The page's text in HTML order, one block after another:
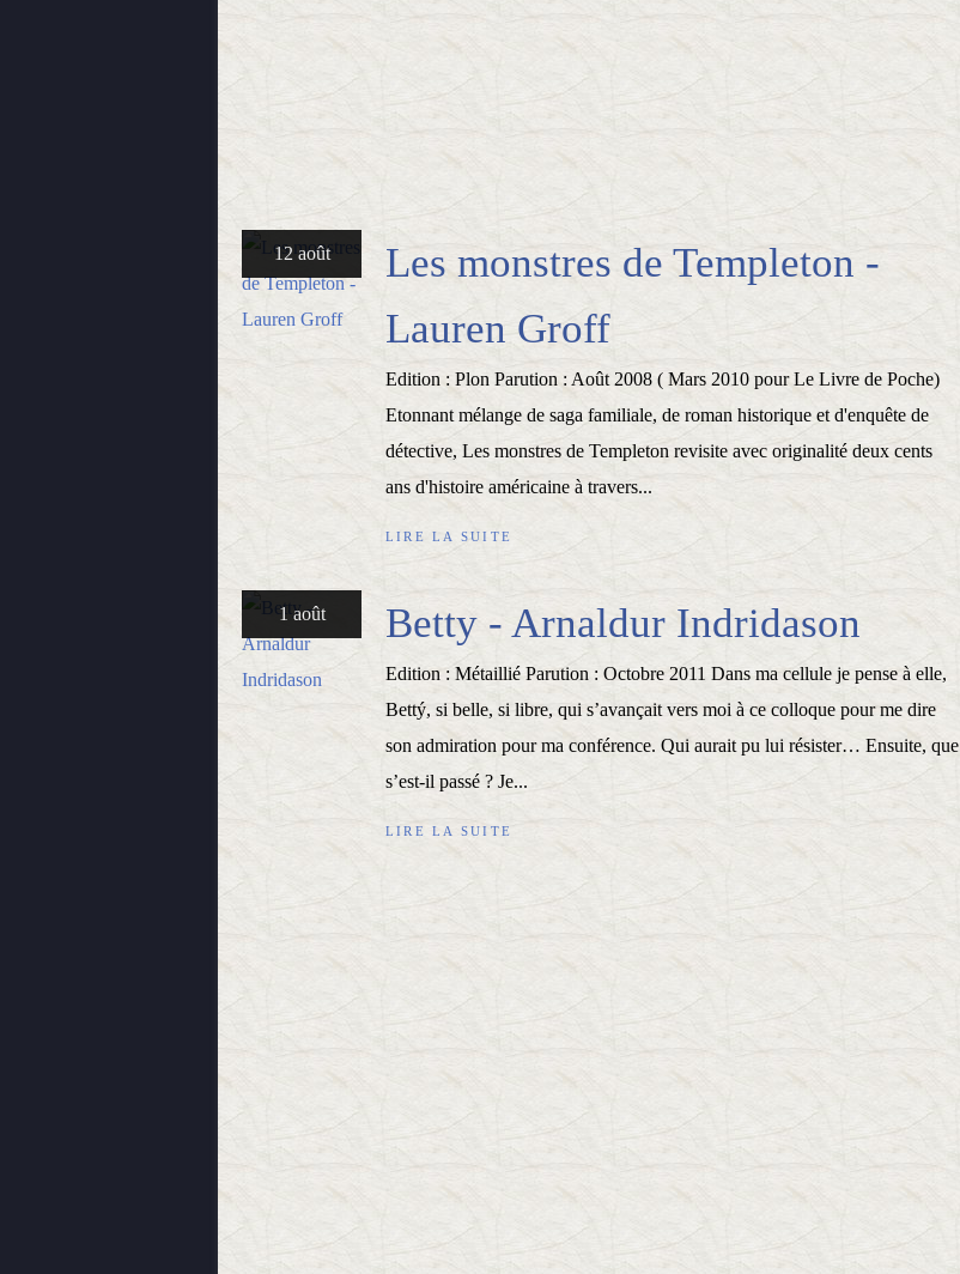
12 août
Les monstres de Templeton -
Lauren Groff
Edition : Plon Parution : Août 2008 ( Mars 2010 pour Le Livre de Poche)
Etonnant mélange de saga familiale, de roman historique et d'enquête de
détective, Les monstres de Templeton revisite avec originalité deux cents
ans d'histoire américaine à travers...
LIRE LA SUITE
1 août Betty - Arnaldur Indridason
Edition : Métaillié Parution : Octobre 2011 Dans ma cellule je pense à elle,
Bettý, si belle, si libre, qui s’avançait vers moi à ce colloque pour me dire
son admiration pour ma conférence. Qui aurait pu lui résister… Ensuite, que
s’est-il passé ? Je...
LIRE LA SUITE